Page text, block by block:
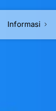
Informasi